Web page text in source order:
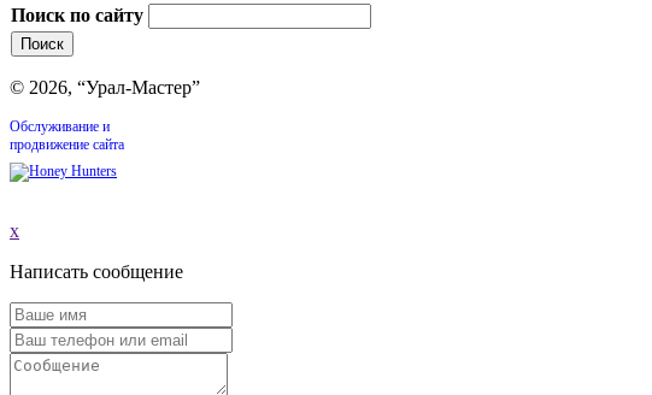
Поиск по сайту
© 2026, “Урал-Мастер”
Обслуживание и
продвижение сайта
x
Написать сообщение